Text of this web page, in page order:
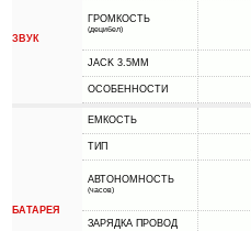
ЗВУК
ГРОМКОСТЬ
(децибел)
JACK 3.5MM
ОСОБЕННОСТИ
БАТАРЕЯ
ЕМКОСТЬ
ТИП
АВТОНОМНОСТЬ
(часов)
ЗАРЯДКА ПРОВОД